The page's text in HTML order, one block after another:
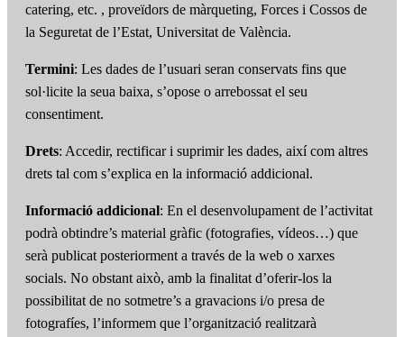
catering, etc. , proveïdors de màrqueting, Forces i Cossos de
la Seguretat de l’Estat, Universitat de València.
Termini: Les dades de l’usuari seran conservats fins que
sol·licite la seua baixa, s’opose o arrebossat el seu
consentiment.
Drets: Accedir, rectificar i suprimir les dades, així com altres
drets tal com s’explica en la informació addicional.
Informació addicional: En el desenvolupament de l’activitat
podrà obtindre’s material gràfic (fotografies, vídeos…) que
serà publicat posteriorment a través de la web o xarxes
socials. No obstant això, amb la finalitat d’oferir-los la
possibilitat de no sotmetre’s a gravacions i/o presa de
fotografíes, l’informem que l’organització realitzarà